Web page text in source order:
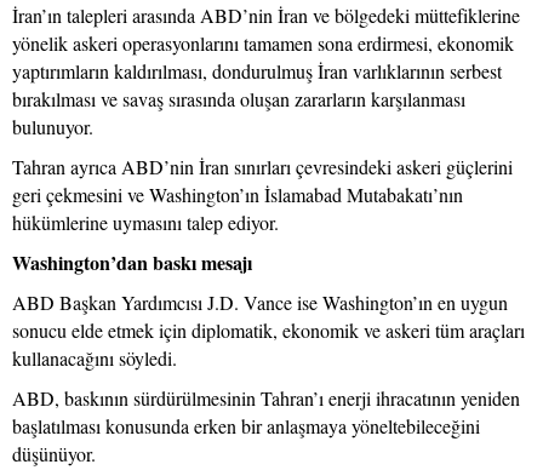
İran’ın talepleri arasında ABD’nin İran ve bölgedeki müttefiklerine
yönelik askeri operasyonlarını tamamen sona erdirmesi, ekonomik
yaptırımların kaldırılması, dondurulmuş İran varlıklarının serbest
bırakılması ve savaş sırasında oluşan zararların karşılanması
bulunuyor.
Tahran ayrıca ABD’nin İran sınırları çevresindeki askeri güçlerini
geri çekmesini ve Washington’ın İslamabad Mutabakatı’nın
hükümlerine uymasını talep ediyor.
Washington’dan baskı mesajı
ABD Başkan Yardımcısı J.D. Vance ise Washington’ın en uygun
sonucu elde etmek için diplomatik, ekonomik ve askeri tüm araçları
kullanacağını söyledi.
ABD, baskının sürdürülmesinin Tahran’ı enerji ihracatının yeniden
başlatılması konusunda erken bir anlaşmaya yöneltebileceğini
düşünüyor.